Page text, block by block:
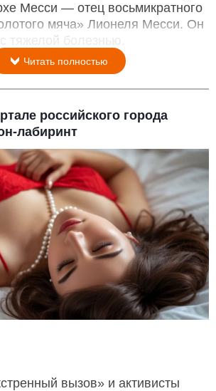
Месси — отец восьмикратного
мяча» Лионеля Месси. Он
тяжелой болезнью.
Читать полностью
российского города
лабиринт
вызов» и активисты